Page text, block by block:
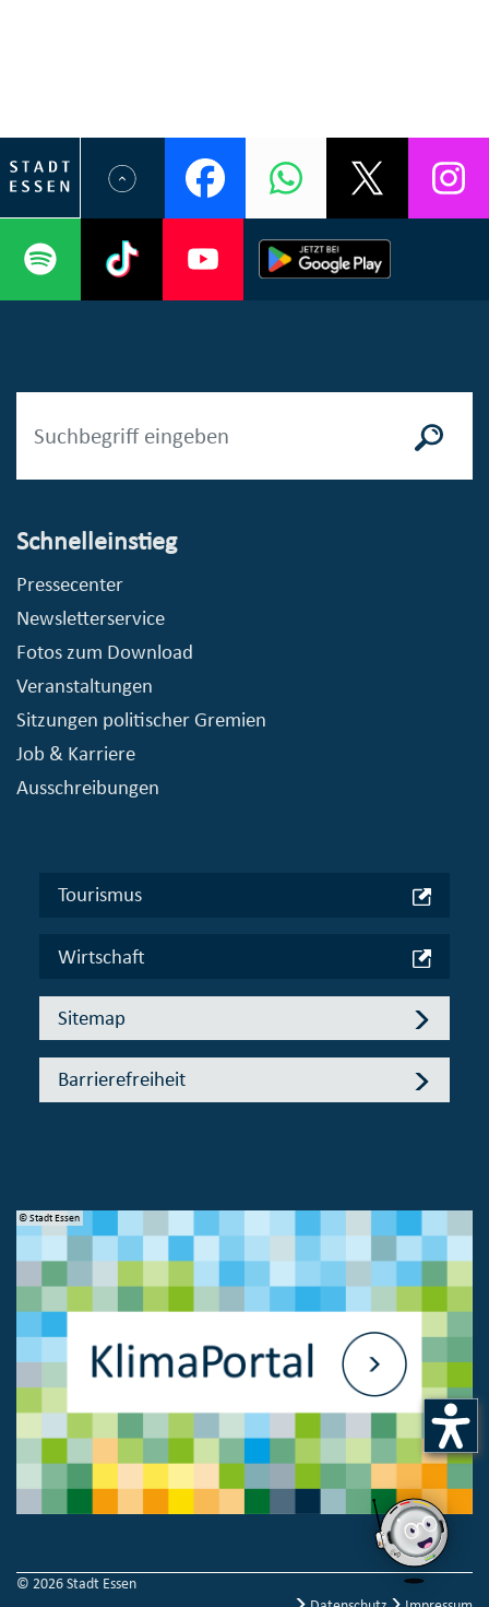
Schnelleinstieg
Pressecenter
Newsletterservice
Fotos zum Download
Veranstaltungen
Sitzungen politischer Gremien
Job & Karriere
Ausschreibungen
Tourismus
Wirtschaft
Sitemap
Barrierefreiheit
© Stadt Essen
© 2026 Stadt Essen